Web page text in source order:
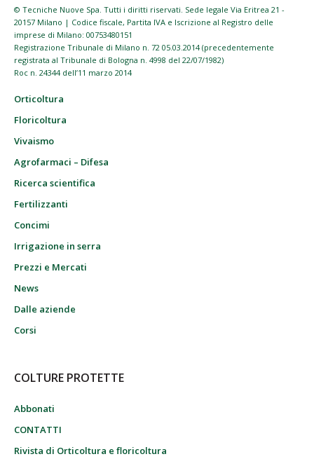
© Tecniche Nuove Spa. Tutti i diritti riservati. Sede legale Via Eritrea 21 -
20157 Milano | Codice fiscale, Partita IVA e Iscrizione al Registro delle
imprese di Milano: 00753480151
Registrazione Tribunale di Milano n. 72 05.03.2014 (precedentemente
registrata al Tribunale di Bologna n. 4998 del 22/07/1982)
Roc n. 24344 dell’11 marzo 2014
Orticoltura
Floricoltura
Vivaismo
Agrofarmaci – Difesa
Ricerca scientifica
Fertilizzanti
Concimi
Irrigazione in serra
Prezzi e Mercati
News
Dalle aziende
Corsi
COLTURE PROTETTE
Abbonati
CONTATTI
Rivista di Orticoltura e floricoltura